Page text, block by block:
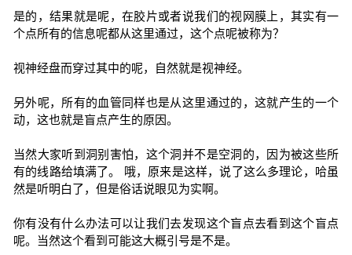
是的，结果就是呢，在胶片或者说我们的视网膜上，其实有一
个点所有的信息呢都从这里通过，这个点呢被称为？
视神经盘而穿过其中的呢，自然就是视神经。
另外呢，所有的血管同样也是从这里通过的，这就产生的一个
动，这也就是盲点产生的原因。
当然大家听到洞别害怕，这个洞并不是空洞的，因为被这些所
有的线路给填满了。 哦，原来是这样，说了这么多理论，哈虽
然是听明白了，但是俗话说眼见为实啊。
你有没有什么办法可以让我们去发现这个盲点去看到这个盲点
呢。当然这个看到可能这大概引号是不是。